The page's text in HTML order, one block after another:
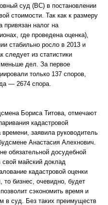
суд (ВС) в постановлении
стоимости. Так как к размеру
привязан налог на
где проведена оценка),
стабильно росло в 2013 и
следует из статистики
дел. За первое
только 137 споров,
— 2674 спора.
Бориса Титова, отмечают
кадастровой
времени, заявила руководитель
Анастасия Алехнович.
обязательной досудебной
майский доклад
кадастровой оценки
то бизнес, очевидно, будет
сэкономить время и
в суд. Без таких преимуществ